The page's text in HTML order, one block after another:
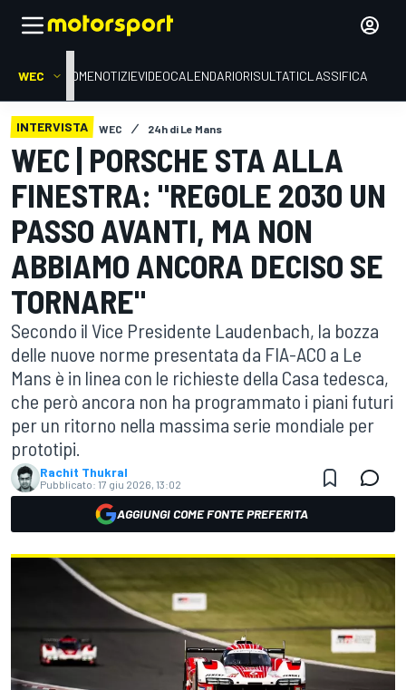
WEC HOMENOTIZIEVIDEOCALENDARIORISULTATICLASSIFICA
INTERVISTA WEC 24h di Le Mans
WEC | PORSCHE STA ALLA
FINESTRA: "REGOLE 2030 UN
PASSO AVANTI, MA NON
ABBIAMO ANCORA DECISO SE
TORNARE"
Secondo il Vice Presidente Laudenbach, la bozza
delle nuove norme presentata da FIA-ACO a Le
Mans è in linea con le richieste della Casa tedesca,
che però ancora non ha programmato i piani futuri
per un ritorno nella massima serie mondiale per
prototipi.
Rachit Thukral
Pubblicato: 17 giu 2026, 13:02
AGGIUNGI COME FONTE PREFERITA